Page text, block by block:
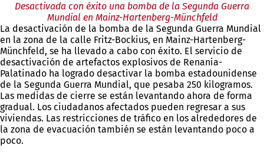
Desactivada con éxito una bomba de la Segunda Guerra
Mundial en Mainz-Hartenberg-Münchfeld
La desactivación de la bomba de la Segunda Guerra Mundial
en la zona de la calle Fritz-Bockius, en Mainz-Hartenberg-
Münchfeld, se ha llevado a cabo con éxito. El servicio de
desactivación de artefactos explosivos de Renania-
Palatinado ha logrado desactivar la bomba estadounidense
de la Segunda Guerra Mundial, que pesaba 250 kilogramos.
Las medidas de cierre se están levantando ahora de forma
gradual. Los ciudadanos afectados pueden regresar a sus
viviendas. Las restricciones de tráfico en los alrededores de
la zona de evacuación también se están levantando poco a
poco.